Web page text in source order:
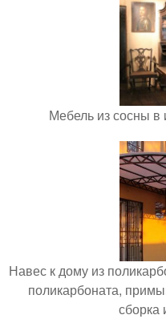
Мебель из сосны в
Навес к дому из
поликарбоната,
сборка